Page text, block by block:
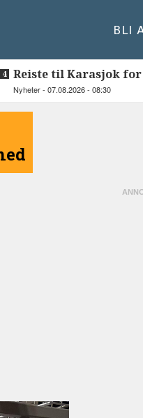
BLI
Reiste til Karasjok for
vie Ellen og Johan
Nyheter - 07.08.2026 - 08:30